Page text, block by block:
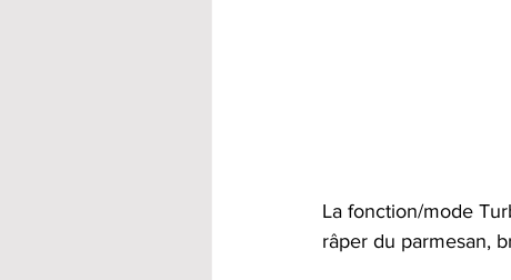
La fonction/mode
râper du parmesan,